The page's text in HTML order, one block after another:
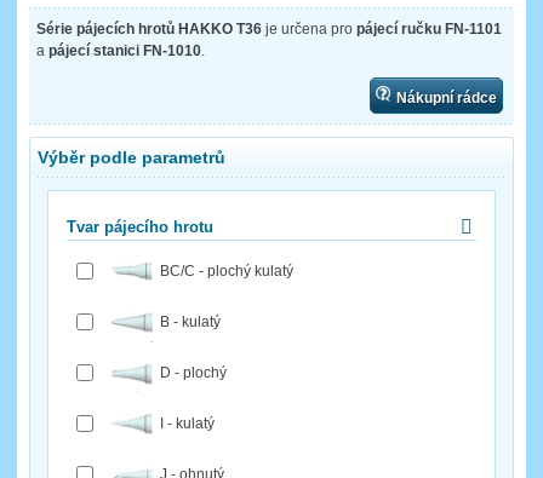
Série pájecích hrotů HAKKO T36 je určena pro pájecí ručku FN-1101
a pájecí stanici FN-1010
Nákupní rádce
Výběr podle parametrů
Tvar pájecího hrotu
BC/C - plochý kulatý
B - kulatý
D - plochý
I - kulatý